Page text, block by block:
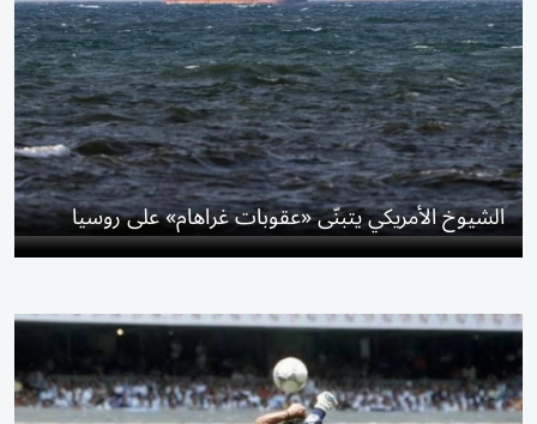
الشيوخ الأمريكي يتبنّى «عقوبات غراهام» على روسيا